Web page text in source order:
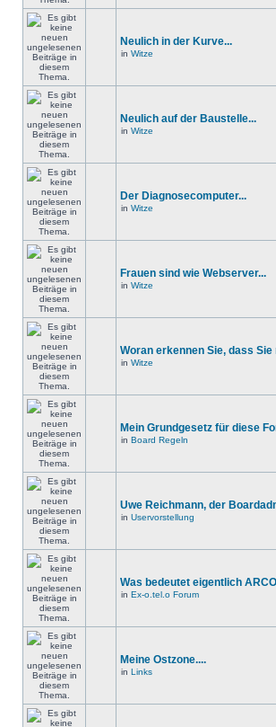
Neulich in der Kurve...
in Witze
Neulich auf der Baustelle...
in Witze
Der Diagnosecomputer...
in Witze
Frauen sind wie Webserver...
in Witze
Woran erkennen Sie, dass
in Witze
Mein Grundgesetz für diese
in Board Regeln
Uwe Reichmann, der
in Uservorstellung
Was bedeutet eigentlich
in Ex-o.tel.o Forum
Meine Ostzone....
in Links